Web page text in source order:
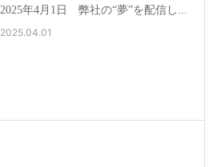
2025年4月1日 弊社の“夢”を配信し...
2025.04.01